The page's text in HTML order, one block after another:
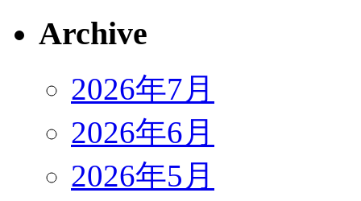
Archive
2026年7月
2026年6月
2026年5月